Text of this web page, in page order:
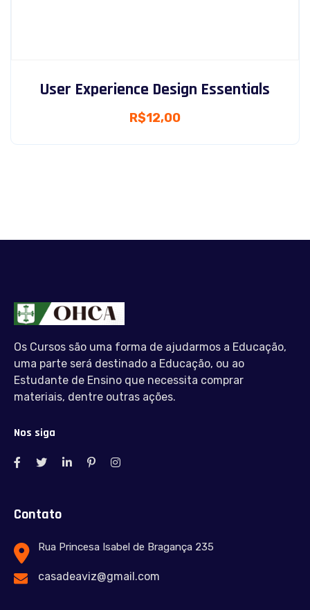
User Experience Design Essentials
R$12,00
Os Cursos são uma forma de ajudarmos a Educação,
uma parte será destinado a Educação, ou ao
Estudante de Ensino que necessita comprar
materiais, dentre outras ações.
Nos siga
Contato
Rua Princesa Isabel de Bragança 235
casadeaviz@gmail.com